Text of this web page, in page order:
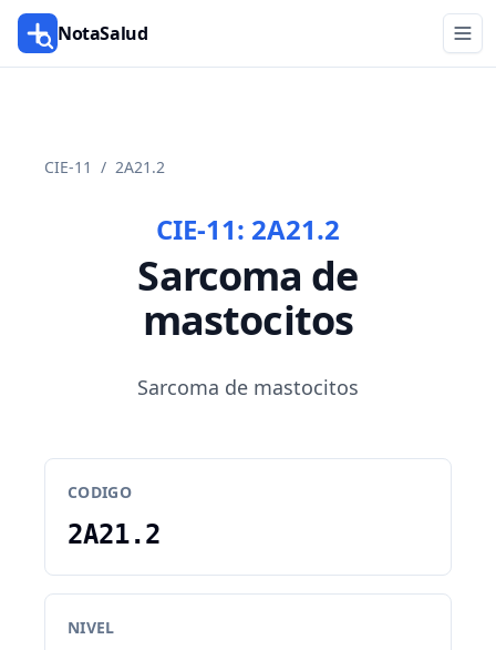
NotaSalud
CIE-11 / 2A21.2
CIE-11: 2A21.2
Sarcoma de
mastocitos
Sarcoma de mastocitos
CODIGO
2A21.2
NIVEL